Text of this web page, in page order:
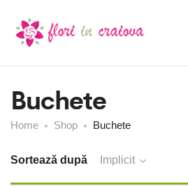
Buchete
Home Shop Buchete
Sortează după Implicit